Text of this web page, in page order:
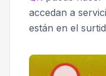
accedan a
están en el